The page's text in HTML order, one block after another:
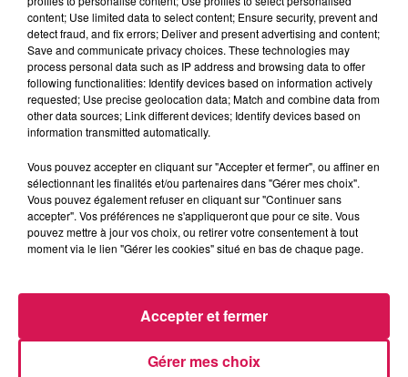
du commun ? Un talent caché ? Un métier insolite ? Parlez-
nous de vous ici ! *
Souhaitez-vous recevoir notre actualité ainsi que celle de
Oui
Non
content; Use limited data to select content; Ensure security, prevent and
detect fraud, and fix errors; Deliver and present advertising and content;
Save and communicate privacy choices. These technologies may
process personal data such as IP address and browsing data to offer
following functionalities: Identify devices based on information actively
requested; Use precise geolocation data; Match and combine data from
other data sources; Link different devices; Identify devices based on
information transmitted automatically.
Vous pouvez accepter en cliquant sur "Accepter et fermer", ou affiner en
sélectionnant les finalités et/ou partenaires dans "Gérer mes choix".
Vous pouvez également refuser en cliquant sur "Continuer sans
accepter". Vos préférences ne s'appliqueront que pour ce site. Vous
pouvez mettre à jour vos choix, ou retirer votre consentement à tout
moment via le lien "Gérer les cookies" situé en bas de chaque page.
Gérer mes choix
Accepter et fermer